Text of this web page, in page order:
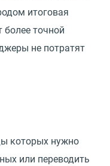
итоговая
более точной
не потратят
которых нужно
или переводить